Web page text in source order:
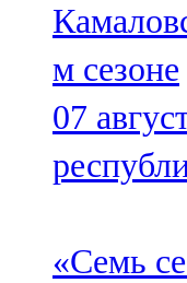
м сезоне
07
«Семь